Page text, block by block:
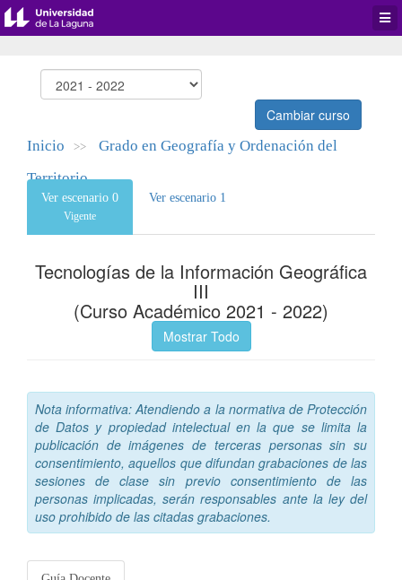
Cambiar curso
Inicio >>
Grado en Geografía y Ordenación del
Territorio
Ver escenario 0
Vigente
Ver escenario 1
Tecnologías de la Información Geográfica
III
(Curso Académico 2021 - 2022)
Mostrar Todo
Nota informativa: Atendiendo a la normativa de Protección
de Datos y propiedad intelectual en la que se limita la
publicación de imágenes de terceras personas sin su
consentimiento, aquellos que difundan grabaciones de las
sesiones de clase sin previo consentimiento de las
personas implicadas, serán responsables ante la ley del
uso prohibido de las citadas grabaciones.